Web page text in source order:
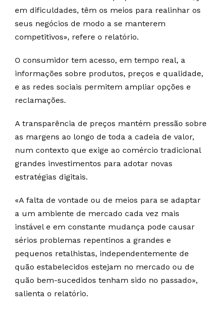
em dificuldades, têm os meios para realinhar os
seus negócios de modo a se manterem
competitivos», refere o relatório.
O consumidor tem acesso, em tempo real, a
informações sobre produtos, preços e qualidade,
e as redes sociais permitem ampliar opções e
reclamações.
A transparência de preços mantém pressão sobre
as margens ao longo de toda a cadeia de valor,
num contexto que exige ao comércio tradicional
grandes investimentos para adotar novas
estratégias digitais.
«A falta de vontade ou de meios para se adaptar
a um ambiente de mercado cada vez mais
instável e em constante mudança pode causar
sérios problemas repentinos a grandes e
pequenos retalhistas, independentemente de
quão estabelecidos estejam no mercado ou de
quão bem-sucedidos tenham sido no passado»,
salienta o relatório.